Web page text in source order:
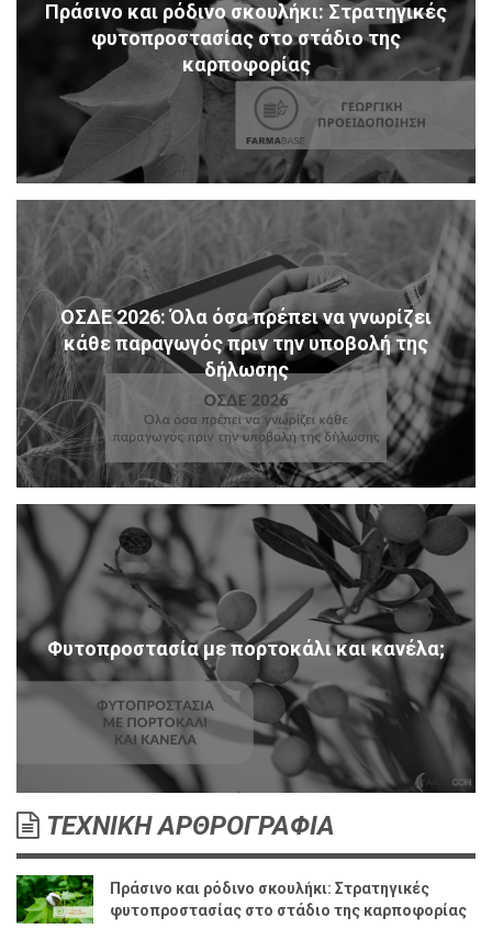
Πράσινο και ρόδινο σκουλήκι: Στρατηγικές
φυτοπροστασίας στο στάδιο της
καρποφορίας
ΟΣΔΕ 2026: Όλα όσα πρέπει να γνωρίζει
κάθε παραγωγός πριν την υποβολή της
δήλωσης
Φυτοπροστασία με πορτοκάλι και κανέλα;
ΤΕΧΝΙΚΗ ΑΡΘΡΟΓΡΑΦΙΑ
Πράσινο και ρόδινο σκουλήκι: Στρατηγικές
φυτοπροστασίας στο στάδιο της καρποφορίας